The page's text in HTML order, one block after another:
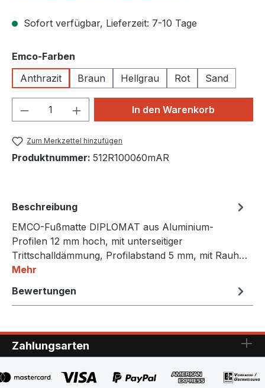
Sofort verfügbar, Lieferzeit: 7-10 Tage
Emco-Farben
Anthrazit
Braun Hellgrau Rot Sand
Produkt Anzahl: Gib denIn den Warenkorb
Zum Merkzettel hinzufügen
Produktnummer: 512R100060mAR
Beschreibung
EMCO-Fußmatte DIPLOMAT aus Aluminium-
Profilen 12 mm hoch, mit unterseitiger
Trittschalldämmung, Profilabstand 5 mm, mit Rauh…
Mehr
Bewertungen
Zahlungsarten